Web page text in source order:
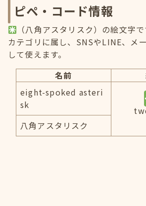
ピペ・コード情報
（八角アスタリスク）の絵文字
カテゴリに属し、SNSやLINE、メ
して使えます。
名前
eight-spoked asteri
sk
八角アスタリスク